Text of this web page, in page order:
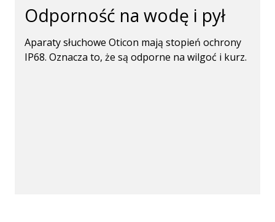
Odporność na wodę i pył
Aparaty słuchowe Oticon mają stopień ochrony
IP68. Oznacza to, że są odporne na wilgoć i kurz.